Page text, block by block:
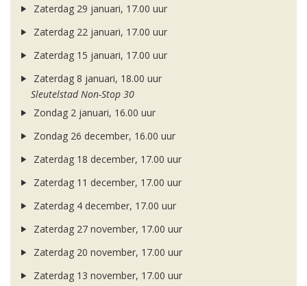
Zaterdag 29 januari, 17.00 uur
Zaterdag 22 januari, 17.00 uur
Zaterdag 15 januari, 17.00 uur
Zaterdag 8 januari, 18.00 uur
Sleutelstad Non-Stop 30
Zondag 2 januari, 16.00 uur
Zondag 26 december, 16.00 uur
Zaterdag 18 december, 17.00 uur
Zaterdag 11 december, 17.00 uur
Zaterdag 4 december, 17.00 uur
Zaterdag 27 november, 17.00 uur
Zaterdag 20 november, 17.00 uur
Zaterdag 13 november, 17.00 uur